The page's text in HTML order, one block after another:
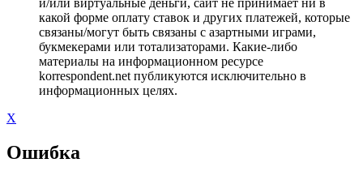
и/или виртуальные деньги, сайт не принимает ни в
какой форме оплату ставок и других платежей, которые
связаны/могут быть связаны с азартными играми,
букмекерами или тотализаторами. Какие-либо
материалы на информационном ресурсе
korrespondent.net публикуются исключительно в
информационных целях.
X
Ошибка